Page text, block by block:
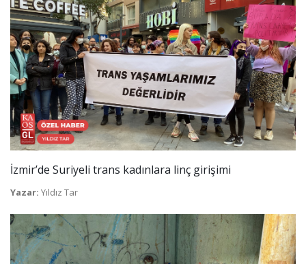
İzmir’de Suriyeli trans kadınlara linç girişimi
Yazar: Yıldız Tar